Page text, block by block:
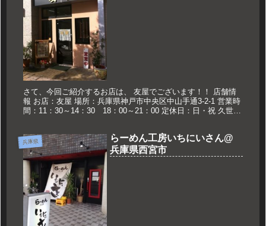
さて、今回ご紹介するお店は、 友屋でございます！！ 店舗情
報 お店：友屋 場所：兵庫県神戸市中央区中山手通3-2-1 営業時
間：11：30～14：30 18：00～21：00 定休日：日・祝 久世の
兵庫県
らーめん工房いちにいさん@
兵庫県西宮市